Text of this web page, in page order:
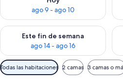
ago 9 - ago 10
Este fin de semana
ago 14 - ago 16
Consulta la disponibilidad para
Filtros
disponibles
Todas las habitaciones 2 camas 3 camas o